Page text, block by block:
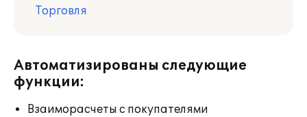
Торговля
Автоматизированы следующие
функции:
Взаиморасчеты с покупателями